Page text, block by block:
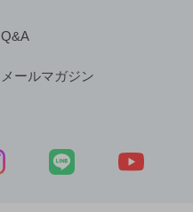
Q&A
メールマガジン